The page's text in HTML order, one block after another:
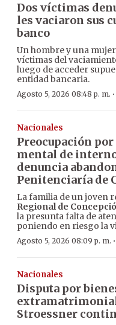
Dos víctimas
les vaciaron sus
banco
Un hombre y una
víctimas del
luego de acceder
entidad bancaria.
Agosto 5, 2026 08:48 p. m. ·
Nacionales
Preocupación por
mental de
denuncia
Penitenciaría de
La familia de un joven
Regional de
la presunta falta de
poniendo en riesgo la
Agosto 5, 2026 08:09 p. m. ·
Nacionales
Disputa por
Stroessner